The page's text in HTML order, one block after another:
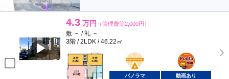
4.3 万円 （管理費等2,000円）
敷 － / 礼 －
3階 / 2LDK / 46.22㎡
BunChinPAY
ポンタ
部屋
パノラマ 動画あり